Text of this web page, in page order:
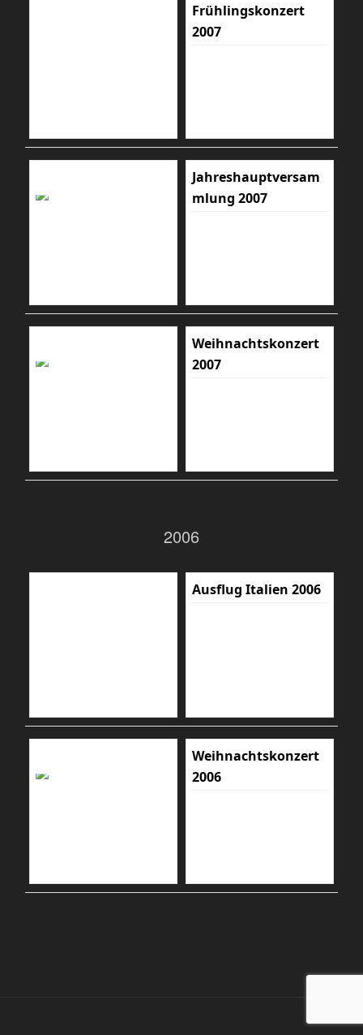
Frühlingskonzert
2007
Jahreshauptversam
mlung 2007
Weihnachtskonzert
2007
2006
Ausflug Italien 2006
Weihnachtskonzert
2006